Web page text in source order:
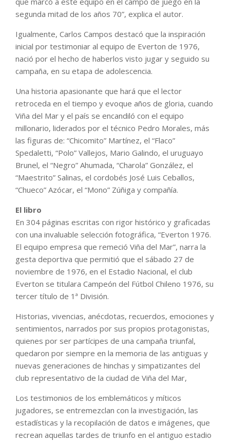
segunda mitad de los años 70”, explica el autor.
Igualmente, Carlos Campos destacó que la inspiración
inicial por testimoniar al equipo de Everton de 1976,
nació por el hecho de haberlos visto jugar y seguido su
campaña, en su etapa de adolescencia.
Una historia apasionante que hará que el lector
retroceda en el tiempo y evoque años de gloria, cuando
Viña del Mar y el país se encandiló con el equipo
millonario, liderados por el técnico Pedro Morales, más
las figuras de: “Chicomito” Martínez, el “Flaco”
Spedaletti, “Polo” Vallejos, Mario Galindo, el uruguayo
Brunel, el “Negro” Ahumada, “Charola” González, el
“Maestrito” Salinas, el cordobés José Luis Ceballos,
“Chueco” Azócar, el “Mono” Zúñiga y compañía.
El libro
En 304 páginas escritas con rigor histórico y graficadas
con una invaluable selección fotográfica, “Everton 1976.
El equipo empresa que remeció Viña del Mar”, narra la
gesta deportiva que permitió que el sábado 27 de
noviembre de 1976, en el Estadio Nacional, el club
Everton se titulara Campeón del Fútbol Chileno 1976, su
tercer título de 1ª División.
Historias, vivencias, anécdotas, recuerdos, emociones y
sentimientos, narrados por sus propios protagonistas,
quienes por ser partícipes de una campaña triunfal,
quedaron por siempre en la memoria de las antiguas y
nuevas generaciones de hinchas y simpatizantes del
club representativo de la ciudad de Viña del Mar,
Los testimonios de los emblemáticos y míticos
jugadores, se entremezclan con la investigación, las
estadísticas y la recopilación de datos e imágenes, que
recrean aquellas tardes de triunfo en el antiguo estadio